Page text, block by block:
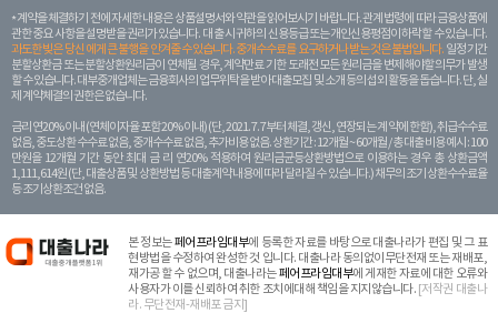
계약을 체결하기 전에 자세한 내용은 상품설명서와 약관을 읽어보시기 바랍니다. 관계 법령에 따라 금융상품에
관한 중요 사항을 설명받을 권리가 있습니다. 대 출 시 귀하의 신용등급 또는 개인신용평점이 하락할 수 있습니다.
과도한 빚은 당신 에게 큰 불행을 안겨줄 수 있습니다. 중개수수료를 요구하거나 받는 것은 불법입니다. 일정 기간
분할상환금 또는 분할상환원리금이 연체될 경우, 계약만료 기한 도래전 모든 원리금을 변제해야할 의무가 발생
할 수 있습니다. 대부중개업체는 금융회사의 업무위탁을 받아 대출모집 및 소개 등의 섭외 활동을 돕습니다. 단, 실
제 계약체결의 권한은 없습니다.
금리 연20% 이내 (연체이자율 포함 20% 이내) (단, 2021. 7. 7부터 체결, 갱신, 연장되는 계 약에 한함), 취급수수료
없음, 중도상환 수수료 없음, 중개수수료 없음, 추가비용 없음. 상환기간 : 12개월 ~ 60개월 / 총 대출 비용 예시 : 100
만원을 12개월 기간 동안 최대 금 리 연20% 적용하여 원리금균등상환방법으로 이용하는 경우 총 상환금액
1,111,614원 (단, 대출상품 및 상환방법 등 대출계약 내용에 따라 달라질 수 있습니다.) 채무의 조기 상환수수료율
등 조기상환조건 없음.
본 정보는페어프라임대부에 등록한 자료를 바탕으로 대출나라가 편집 및 그 표
현방법을 수정하여 완성한 것 입니다. 대출나라 동의없이무단전재 또는 재배포,
재가공 할 수 없으며, 대출나라는페어프라임대부에 게재한 자료에 대한 오류와
사용자가 이를 신뢰하여 취한 조치에대해 책임을 지지않습니다. [저작권 대출나
라. 무단전재-재배포 금지]